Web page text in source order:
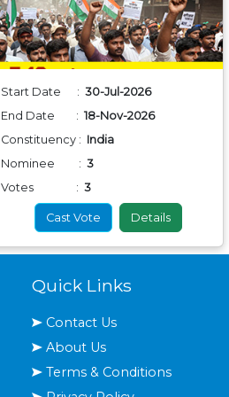
Start Date : 30-Jul-2026
End Date : 18-Nov-2026
Constituency : India
Nominee : 3
Votes : 3
Cast Vote Details
Quick Links
Contact Us
About Us
Terms & Conditions